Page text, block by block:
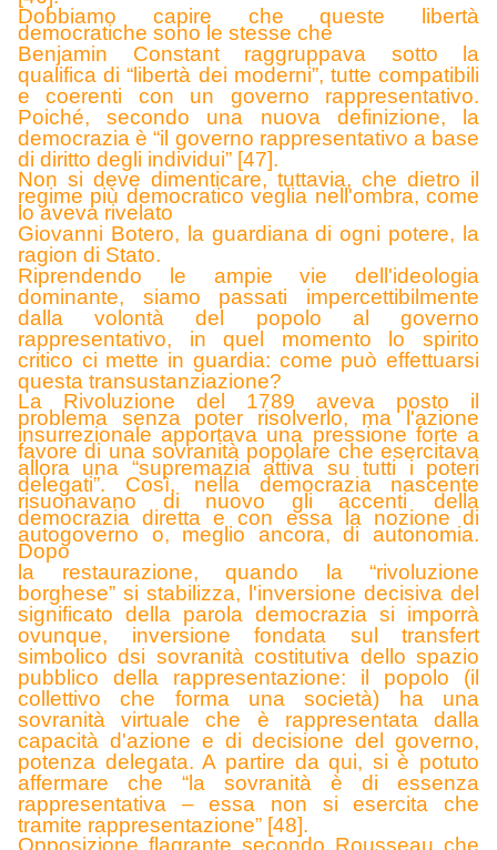
Dobbiamo capire che queste libertà
democratiche sono le stesse che
Benjamin Constant raggruppava sotto la
qualifica di “libertà dei moderni”, tutte compatibili
e coerenti con un governo rappresentativo.
Poiché, secondo una nuova definizione, la
democrazia è “il governo rappresentativo a base
di diritto degli individui” [47].
Non si deve dimenticare, tuttavia, che dietro il
regime più democratico veglia nell'ombra, come
lo aveva rivelato
Giovanni Botero, la guardiana di ogni potere, la
ragion di Stato.
Riprendendo le ampie vie dell'ideologia
dominante, siamo passati impercettibilmente
dalla volontà del popolo al governo
rappresentativo, in quel momento lo spirito
critico ci mette in guardia: come può effettuarsi
questa transustanziazione?
La Rivoluzione del 1789 aveva posto il
problema senza poter risolverlo, ma l'azione
insurrezionale apportava una pressione forte a
favore di una sovranità popolare che esercitava
allora una “supremazia attiva su tutti i poteri
delegati”. Così, nella democrazia nascente
risuonavano di nuovo gli accenti della
democrazia diretta e con essa la nozione di
autogoverno o, meglio ancora, di autonomia.
Dopo
la restaurazione, quando la “rivoluzione
borghese” si stabilizza, l'inversione decisiva del
significato della parola democrazia si imporrà
ovunque, inversione fondata sul transfert
simbolico dsi sovranità costitutiva dello spazio
pubblico della rappresentazione: il popolo (il
collettivo che forma una società) ha una
sovranità virtuale che è rappresentata dalla
capacità d'azione e di decisione del governo,
potenza delegata. A partire da qui, si è potuto
affermare che “la sovranità è di essenza
rappresentativa – essa non si esercita che
tramite rappresentazione” [48].
Opposizione flagrante secondo Rousseau che